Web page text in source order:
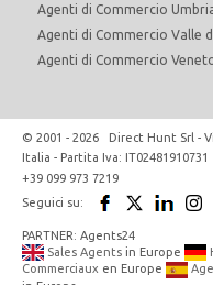
Agenti di Commercio
Agenti di Commercio Valle
Agenti di Commercio
© 2001 - 2026 Direct Hunt Srl -
Italia - Partita Iva:
+39 099 973 7219
Seguici su:
PARTNER: Agents24
Sales Agents in Europe
Commerciaux en Europe